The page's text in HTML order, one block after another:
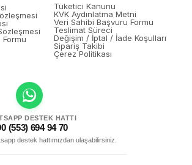
Tüketici Kanunu
KVK Aydınlatma Metni
Veri Sahibi Başvuru Formu
Teslimat Süreci
Değişim / İptal / İade Koşulları
Sipariş Takibi
Çerez Politikası
DESTEK HATTI
(553) 694 94 70
destek hattımızdan ulaşabilirsiniz.